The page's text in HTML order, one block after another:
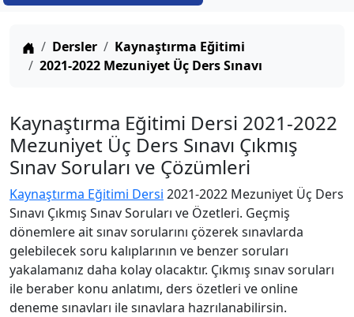
Anasayfa
Dersler
Kaynaştırma Eğitimi
2021-2022 Mezuniyet Üç Ders Sınavı
Kaynaştırma Eğitimi Dersi 2021-2022
Mezuniyet Üç Ders Sınavı Çıkmış
Sınav Soruları ve Çözümleri
Kaynaştırma Eğitimi Dersi 2021-2022 Mezuniyet Üç Ders
Sınavı Çıkmış Sınav Soruları ve Özetleri. Geçmiş
dönemlere ait sınav sorularını çözerek sınavlarda
gelebilecek soru kalıplarının ve benzer soruları
yakalamanız daha kolay olacaktır. Çıkmış sınav soruları
ile beraber konu anlatımı, ders özetleri ve online
deneme sınavları ile sınavlara hazrılanabilirsin.